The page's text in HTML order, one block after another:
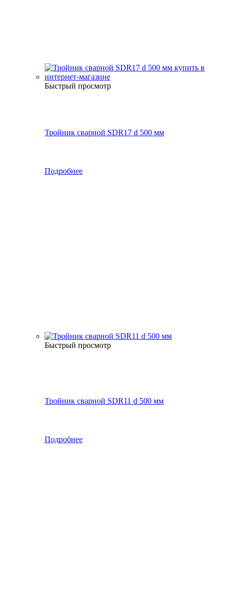
Быстрый просмотр
Тройник сварной SDR17 d 500 мм
Подробнее
Быстрый просмотр
Тройник сварной SDR11 d 500 мм
Подробнее